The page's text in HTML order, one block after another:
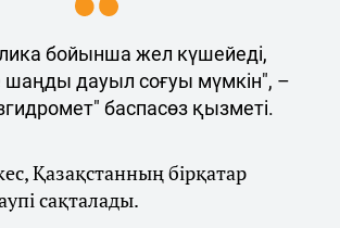
бойынша жел күшейеді,
шаңды дауыл соғуы мүмкін", –
баспасөз қызметі.
Қазақстанның бірқатар
сақталады.